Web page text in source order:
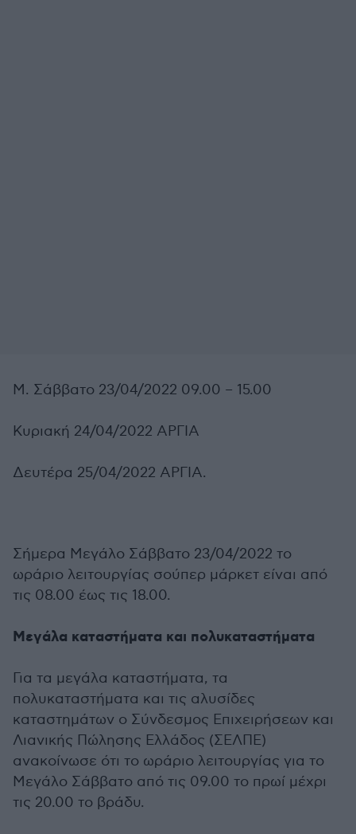
Μ. Σάββατο 23/04/2022 09.00 – 15.00
Κυριακή 24/04/2022 ΑΡΓΙΑ
Δευτέρα 25/04/2022 ΑΡΓΙΑ.
Σήμερα Μεγάλο Σάββατο 23/04/2022 το
ωράριο λειτουργίας σούπερ μάρκετ είναι από
τις 08.00 έως τις 18.00.
Μεγάλα καταστήματα και πολυκαταστήματα
Για τα μεγάλα καταστήματα, τα
πολυκαταστήματα και τις αλυσίδες
καταστημάτων ο Σύνδεσμος Επιχειρήσεων και
Λιανικής Πώλησης Ελλάδος (ΣΕΛΠΕ)
ανακοίνωσε ότι το ωράριο λειτουργίας για το
Μεγάλο Σάββατο από τις 09.00 το πρωί μέχρι
τις 20.00 το βράδυ.